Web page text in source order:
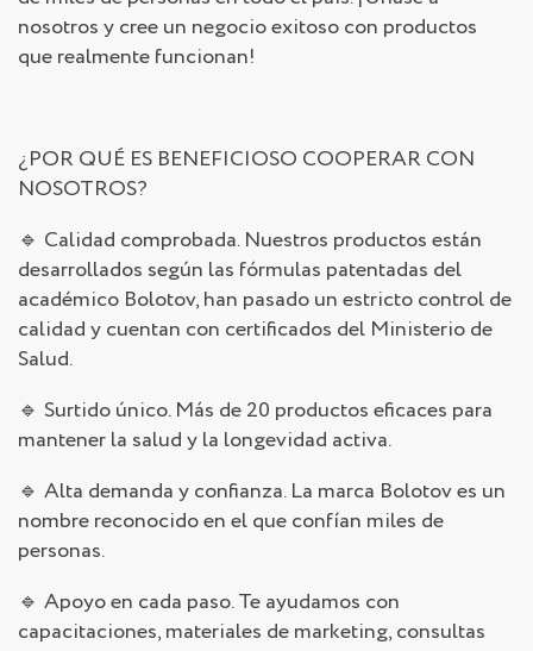
nosotros y cree un negocio exitoso con productos
que realmente funcionan!
¿POR QUÉ ES BENEFICIOSO COOPERAR CON
NOSOTROS?
🔹 Calidad comprobada. Nuestros productos están
desarrollados según las fórmulas patentadas del
académico Bolotov, han pasado un estricto control de
calidad y cuentan con certificados del Ministerio de
Salud.
🔹 Surtido único. Más de 20 productos eficaces para
mantener la salud y la longevidad activa.
🔹 Alta demanda y confianza. La marca Bolotov es un
nombre reconocido en el que confían miles de
personas.
🔹 Apoyo en cada paso. Te ayudamos con
capacitaciones, materiales de marketing, consultas